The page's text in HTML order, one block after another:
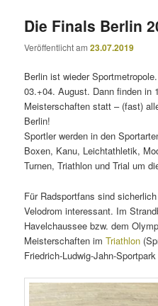
Die Finals Berlin
Veröffentlicht am23.07.2019
Berlin ist wieder
03.+04. August. Dann finden in
Meisterschaften statt – (fast)
Berlin!
Sportler werden in den
Boxen, Kanu, Leichtathletik,
Turnen, Triathlon und Trial um
Für Radsportfans sind
Velodrom interessant. Im
Havelchaussee bzw. dem
Meisterschaften imTriathlon
Friedrich-Ludwig-Jahn-